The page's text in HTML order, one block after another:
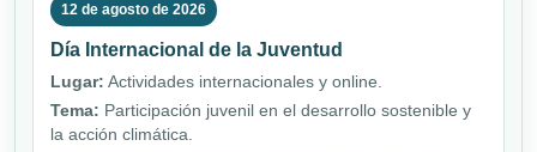
12 de agosto de 2026
Día Internacional de la Juventud
Lugar: Actividades internacionales y online.
Tema: Participación juvenil en el desarrollo sostenible y
la acción climática.